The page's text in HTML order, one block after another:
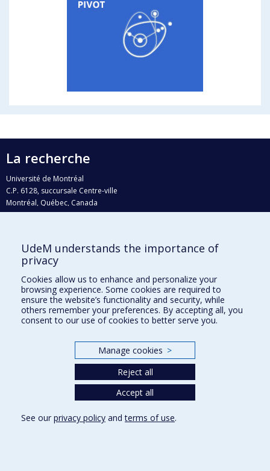
La recherche
Université de Montréal
C.P. 6128, succursale Centre-ville
Montréal, Québec, Canada
H3C 3J7
Qui fait quoi?
Nous trouver
Plan du site
Accessibilité
UdeM understands the importance of
privacy
Cookies allow us to enhance and personalize your
browsing experience. Some cookies are required to
ensure the website’s functionality and security, while
others remember your preferences. By accepting all, you
consent to our use of cookies to better serve you.
Manage cookies >
Reject all
Accept all
See our privacy policy andterms of use.